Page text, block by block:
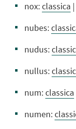
nox:classica |
nubes:
nudus:
nullus:
num:classica
numen: